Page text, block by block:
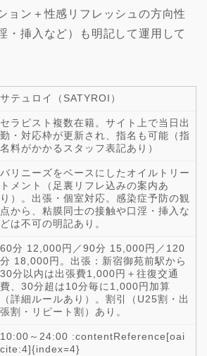
ョン＋性感リフレッシュの方向性
・挿入など）も明記して運用して
サテュロイ（SATYROI）
セラピスト複数在籍。サイト上で当日出
勤・対応枠が更新され、指名も可能（指
名料がかかるスタッフ表記あり）
バリニーズをベースにしたオイルトリー
トメント（足裏リフレ込みの案内あ
り）。出張・個室対応。感染症予防の観
点から、粘膜同士の接触や口淫・挿入な
どは不可の明記あり。
60分 12,000円／90分 15,000円／120
分 18,000円。出張：新宿御苑前駅から
30分以内は出張費1,000円＋往復交通
費、30分超は10分毎に1,000円加算
（詳細ルールあり）。割引（U25割・出
張割・リピート割）あり。
10:00～24:00 :contentReference[oai
cite:4]{index=4}